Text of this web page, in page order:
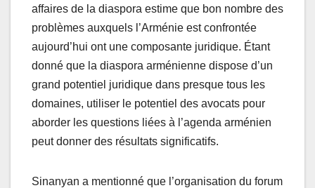
affaires de la diaspora estime que bon nombre des
problèmes auxquels l’Arménie est confrontée
aujourd’hui ont une composante juridique. Étant
donné que la diaspora arménienne dispose d’un
grand potentiel juridique dans presque tous les
domaines, utiliser le potentiel des avocats pour
aborder les questions liées à l’agenda arménien
peut donner des résultats significatifs.
Sinanyan a mentionné que l’organisation du forum